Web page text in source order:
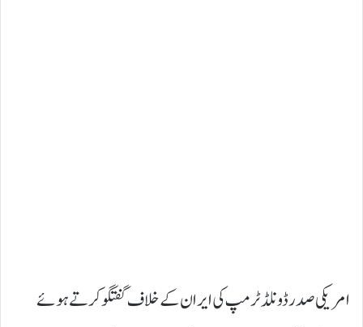
امریکی صدر ڈونلڈ ٹرمپ کی ایران کے خلاف گفتگو کرتے ہوئے